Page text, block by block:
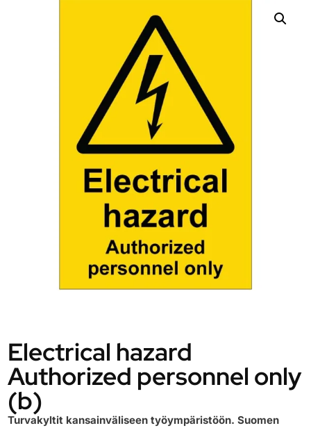
Electrical hazard
Authorized personnel only
(b)
Turvakyltit kansainväliseen työympäristöön. Suomen